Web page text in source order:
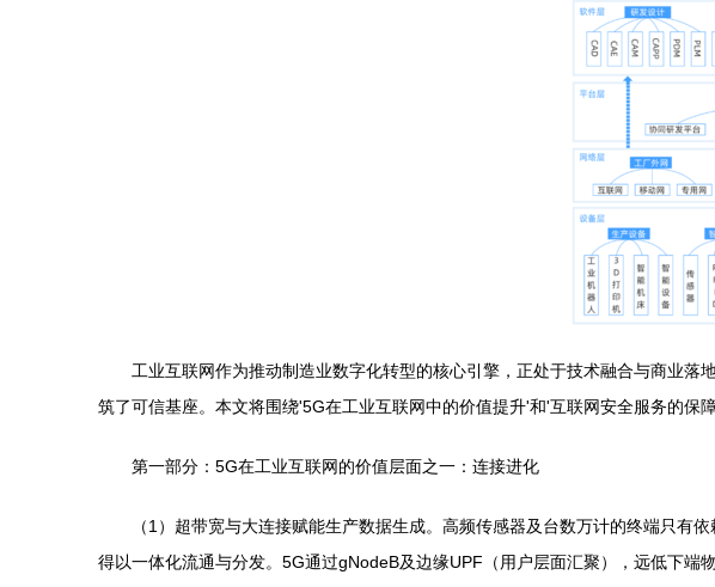
工业互联网作为推动制造业数字化转型的核心引擎，正处于技术融合与商业
筑了可信基座。本文将围绕'5G在工业互联网中的价值提升'和'互联网安全服务的保
第一部分：5G在工业互联网的价值层面之一：连接进化
（1）超带宽与大连接赋能生产数据生成。高频传感器及台数万计的终端只
得以一体化流通与分发。5G通过gNodeB及边缘UPF（用户层面汇聚），远低下端